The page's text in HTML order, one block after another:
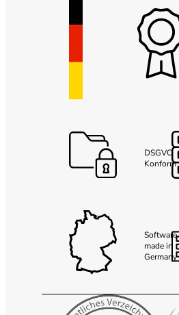
DSGVO
Konform
Software
made in
Germany